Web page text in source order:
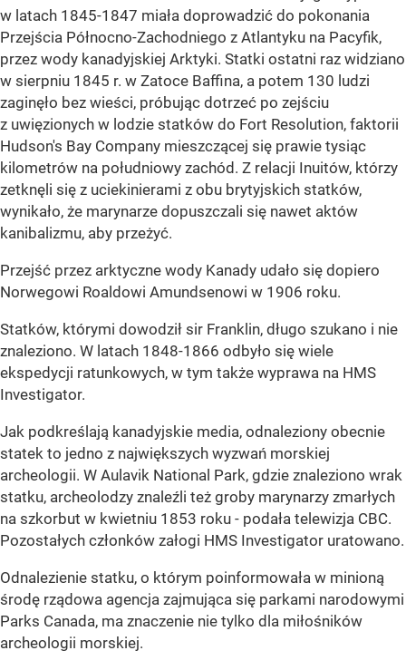
w latach 1845-1847 miała doprowadzić do pokonania
Przejścia Północno-Zachodniego z Atlantyku na Pacyfik,
przez wody kanadyjskiej Arktyki. Statki ostatni raz widziano
w sierpniu 1845 r. w Zatoce Baffina, a potem 130 ludzi
zaginęło bez wieści, próbując dotrzeć po zejściu
z uwięzionych w lodzie statków do Fort Resolution, faktorii
Hudson's Bay Company mieszczącej się prawie tysiąc
kilometrów na południowy zachód. Z relacji Inuitów, którzy
zetknęli się z uciekinierami z obu brytyjskich statków,
wynikało, że marynarze dopuszczali się nawet aktów
kanibalizmu, aby przeżyć.
Przejść przez arktyczne wody Kanady udało się dopiero
Norwegowi Roaldowi Amundsenowi w 1906 roku.
Statków, którymi dowodził sir Franklin, długo szukano i nie
znaleziono. W latach 1848-1866 odbyło się wiele
ekspedycji ratunkowych, w tym także wyprawa na HMS
Investigator.
Jak podkreślają kanadyjskie media, odnaleziony obecnie
statek to jedno z największych wyzwań morskiej
archeologii. W Aulavik National Park, gdzie znaleziono wrak
statku, archeolodzy znaleźli też groby marynarzy zmarłych
na szkorbut w kwietniu 1853 roku - podała telewizja CBC.
Pozostałych członków załogi HMS Investigator uratowano.
Odnalezienie statku, o którym poinformowała w minioną
środę rządowa agencja zajmująca się parkami narodowymi
Parks Canada, ma znaczenie nie tylko dla miłośników
archeologii morskiej.